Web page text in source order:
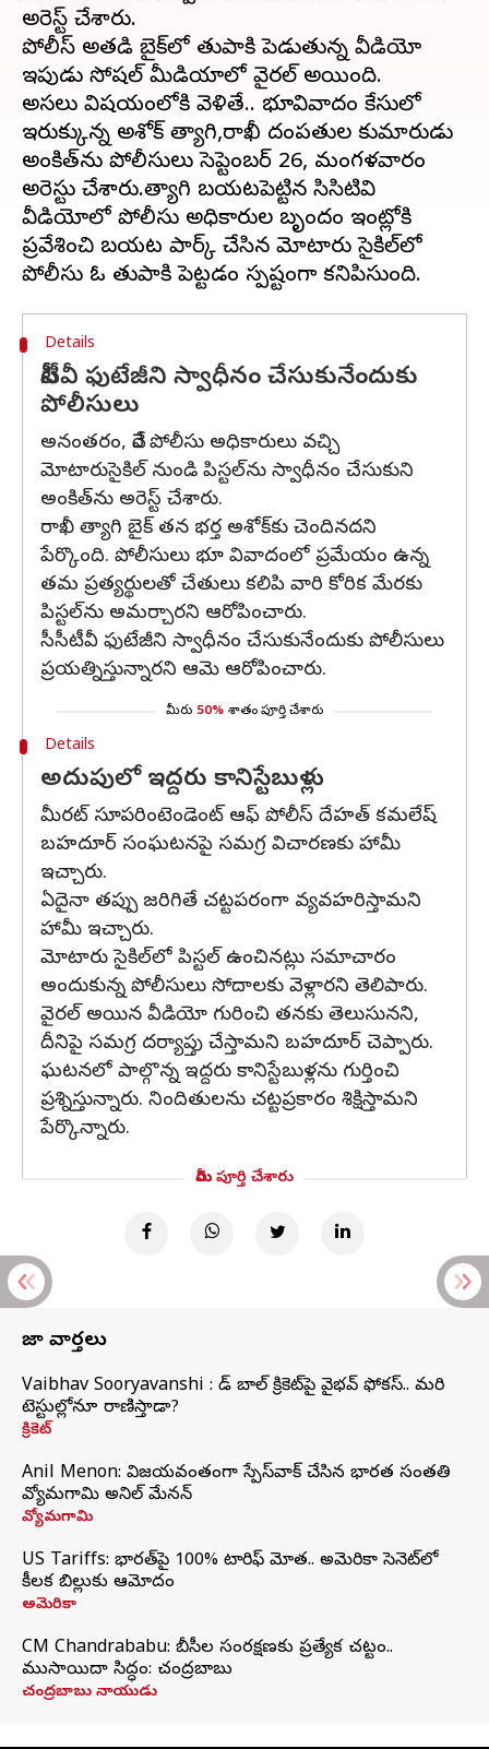
అరెస్ట్ చేశారు.
పోలీస్ అతడి బైక్‌లో తుపాకి పెడుతున్న వీడియో
ఇపుడు సోషల్ మీడియాలో వైరల్ అయింది.
అసలు విషయంలోకి వెళితే.. భూవివాదం కేసులో
ఇరుక్కున్న అశోక్ త్యాగి,రాఖీ దంపతుల కుమారుడు
అంకిత్‌ను పోలీసులు సెప్టెంబర్ 26, మంగళవారం
అరెస్టు చేశారు.త్యాగి బయటపెట్టిన సిసిటివి
వీడియోలో పోలీసు అధికారుల బృందం ఇంట్లోకి
ప్రవేశించి బయట పార్క్ చేసిన మోటారు సైకిల్‌లో
Details
సీసీటీవీ ఫుటేజీని స్వాధీనం చేసుకునేందుకు
పోలీసులు
అనంతరం, వేరే పోలీసు అధికారులు వచ్చి
మోటారుసైకిల్ నుండి పిస్టల్‌ను స్వాధీనం చేసుకుని
అంకిత్‌ను అరెస్ట్ చేశారు.
రాఖీ త్యాగి బైక్ తన భర్త అశోక్‌కు చెందినదని
పేర్కొంది. పోలీసులు భూ వివాదంలో ప్రమేయం ఉన్న
తమ ప్రత్యర్థులతో చేతులు కలిపి వారి కోరిక మేరకు
పిస్టల్‌ను అమర్చారని ఆరోపించారు.
సీసీటీవీ ఫుటేజీని స్వాధీనం చేసుకునేందుకు పోలీసులు
ప్రయత్నిస్తున్నారని ఆమె ఆరోపించారు.
మీరు 50% శాతం పూర్తి చేశారు
Details
అదుపులో ఇద్దరు కానిస్టేబుళ్లు
మీరట్ సూపరింటెండెంట్ ఆఫ్ పోలీస్ దేహత్ కమలేష్
బహదూర్ సంఘటనపై సమగ్ర విచారణకు హామీ
ఇచ్చారు.
ఏదైనా తప్పు జరిగితే చట్టపరంగా వ్యవహరిస్తామని
హామీ ఇచ్చారు.
మోటారు సైకిల్‌లో పిస్టల్‌ ఉంచినట్లు సమాచారం
అందుకున్న పోలీసులు సోదాలకు వెళ్లారని తెలిపారు.
వైరల్ అయిన వీడియో గురించి తనకు తెలుసునని,
దీనిపై సమగ్ర దర్యాప్తు చేస్తామని బహదూర్ చెప్పారు.
ఘటనలో పాల్గొన్న ఇద్దరు కానిస్టేబుళ్లను గుర్తించి
ప్రశ్నిస్తున్నారు. నిందితులను చట్టప్రకారం శిక్షిస్తామని
పేర్కొన్నారు.
మీరు పూర్తి చేశారు
తాజా వార్తలు
Vaibhav Sooryavanshi : రెడ్ బాల్ క్రికెట్‌పై వైభవ్ ఫోకస్.. మరి
టెస్టుల్లోనూ రాణిస్తాడా?
క్రికెట్
Anil Menon: విజయవంతంగా స్పేస్‌వాక్‌ చేసిన భారత సంతతి
వ్యోమగామి అనిల్‌ మేనన్
వ్యోమగామి
US Tariffs: భారత్‌పై 100% టారిఫ్‌ మోత.. అమెరికా సెనెట్‌లో
కీలక బిల్లుకు ఆమోదం
అమెరికా
CM Chandrababu: బీసీల సంరక్షణకు ప్రత్యేక చట్టం..
ముసాయిదా సిద్ధం: చంద్రబాబు
చంద్రబాబు నాయుడు